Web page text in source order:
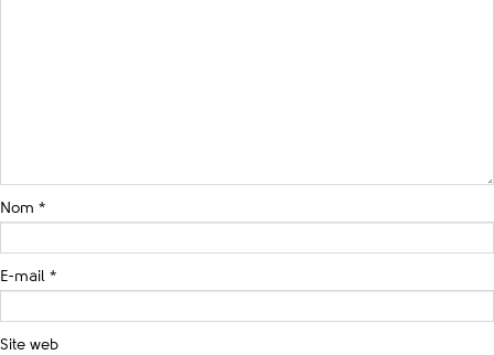
Nom *
E-mail *
Site web